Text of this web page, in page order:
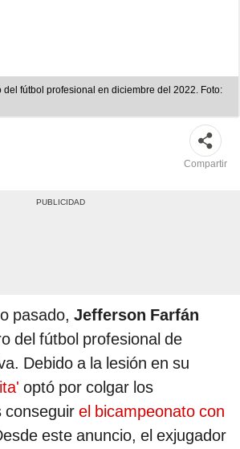
del fútbol profesional en diciembre del 2022. Foto:
Compartir
pasado, Jefferson Farfán
del fútbol profesional de
Debido a la lesión en su
optó por colgar los
conseguir el bicampeonato con
este anuncio, el exjugador